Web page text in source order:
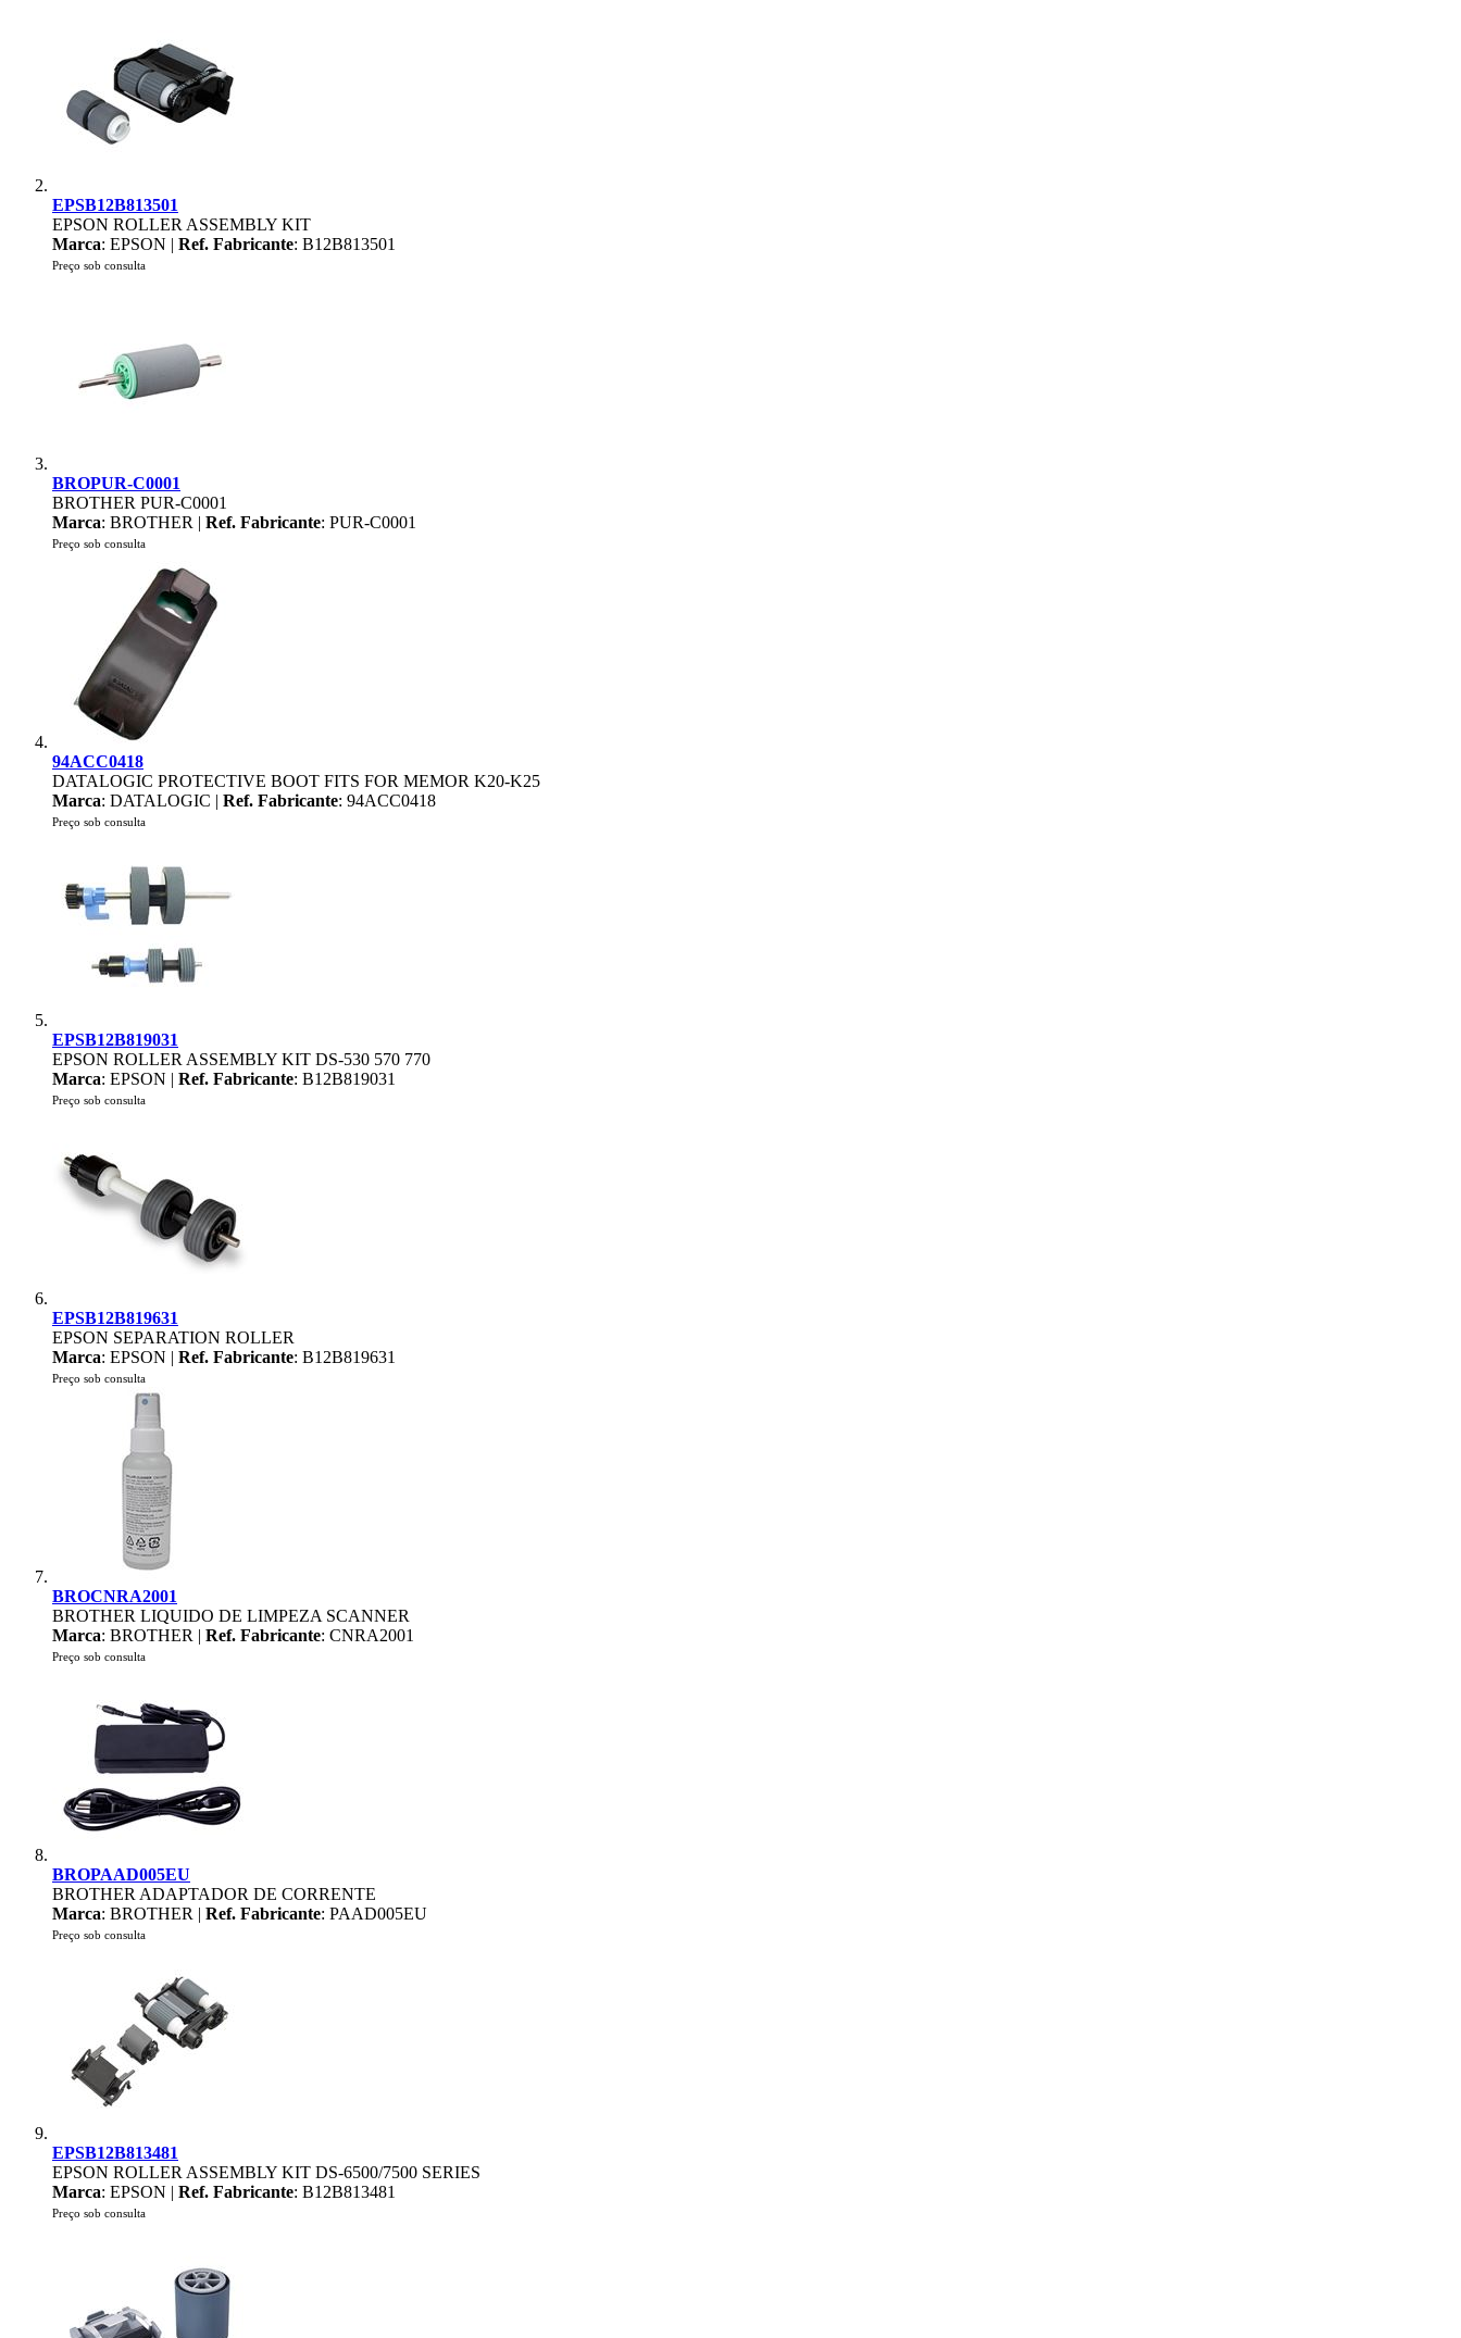
EPSB12B813501
EPSON ROLLER ASSEMBLY KIT
Marca: EPSON | Ref. Fabricante: B12B813501
Preço sob consulta
BROPUR-C0001
BROTHER PUR-C0001
Marca: BROTHER | Ref. Fabricante: PUR-C0001
Preço sob consulta
94ACC0418
DATALOGIC PROTECTIVE BOOT FITS FOR MEMOR K20-K25
Marca: DATALOGIC | Ref. Fabricante: 94ACC0418
Preço sob consulta
EPSB12B819031
EPSON ROLLER ASSEMBLY KIT DS-530 570 770
Marca: EPSON | Ref. Fabricante: B12B819031
Preço sob consulta
EPSB12B819631
EPSON SEPARATION ROLLER
Marca: EPSON | Ref. Fabricante: B12B819631
Preço sob consulta
BROCNRA2001
BROTHER LIQUIDO DE LIMPEZA SCANNER
Marca: BROTHER | Ref. Fabricante: CNRA2001
Preço sob consulta
BROPAAD005EU
BROTHER ADAPTADOR DE CORRENTE
Marca: BROTHER | Ref. Fabricante: PAAD005EU
Preço sob consulta
EPSB12B813481
EPSON ROLLER ASSEMBLY KIT DS-6500/7500 SERIES
Marca: EPSON | Ref. Fabricante: B12B813481
Preço sob consulta